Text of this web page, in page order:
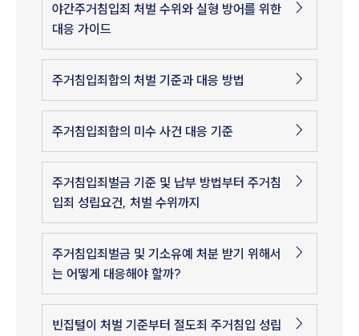
야간주거침입죄 처벌 수위와 실형 방어를 위한
대응 가이드
주거침입죄합의 처벌 기준과 대응 방법
주거침입죄합의 미수 사건 대응 기준
주거침입죄벌금 기준 및 납부 방법부터 주거침
입죄 성립요건, 처벌 수위까지
주거침입죄벌금 및 기소유예 처분 받기 위해서
는 어떻게 대응해야 할까?
빈집털이 처벌 기준부터 절도죄 주거침입 성립